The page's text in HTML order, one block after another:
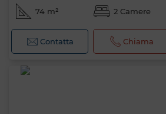
74 m² 2 Camere
Contatta Chiama